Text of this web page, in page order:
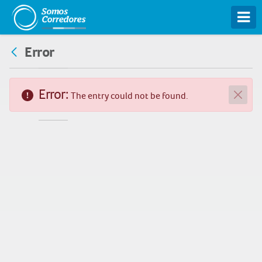
Error
Close
Error: The entry could not be found.